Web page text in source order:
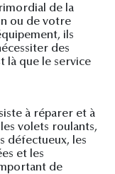
de la
ou de votre
ils
des
là que le service
à réparer et à
volets roulants,
défectueux, les
et les
de